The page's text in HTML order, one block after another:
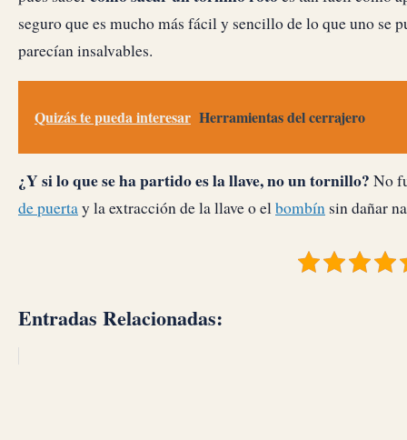
seguro que es mucho más fácil y sencillo de lo que uno se
parecían insalvables.
Quizás te pueda interesar Herramientas del cerrajero
¿Y si lo que se ha partido es la llave, no un tornillo? No
de puertay la extracción de la llave o elbombín sin dañar
Entradas Relacionadas: